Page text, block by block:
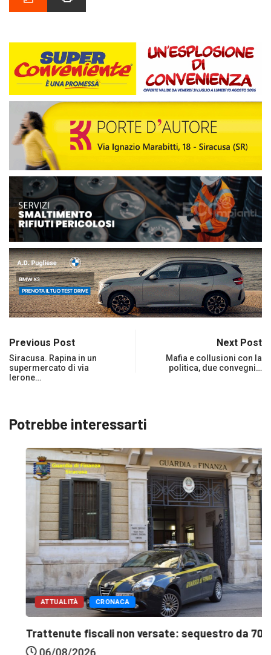
Previous Post
Siracusa. Rapina in un
supermercato di via
Ierone…
Next Post
Mafia e collusioni con la
politica, due convegni…
Potrebbe interessarti
ATTUALITÀ CRONACA
Trattenute fiscali non versate: sequestro da 700...
06/08/2026